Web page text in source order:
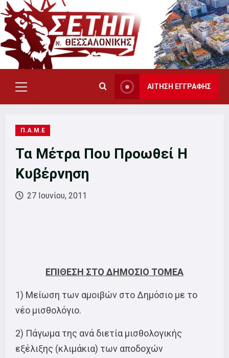
Skip
to
content
Primary
Menu
ΑΙΤΗΣΗ ΕΓΓΡΑΦΗΣ
Π.Α.Μ.Ε
Τα Μέτρα Που Προωθεί Η
Κυβέρνηση
27 Ιουνίου, 2011
ΕΠΙΘΕΣΗ ΣΤΟ ΔΗΜΟΣΙΟ ΤΟΜΕΑ
1) Μείωση των αμοιβών στο Δημόσιο με το
νέο μισθολόγιο.
2) Πάγωμα της ανά διετία μισθολογικής
εξέλιξης (κλιμάκια) των αποδοχών